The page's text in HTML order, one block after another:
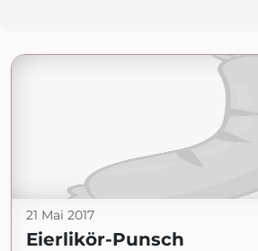
21 Mai 2017
Eierlikör-Punsch